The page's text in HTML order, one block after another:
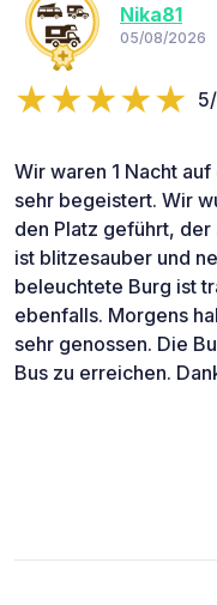
Nika81
05/08/2026
Wir waren 1 Nacht
sehr begeistert. Wir
den Platz geführt, der
ist blitzesauber und
beleuchtete Burg ist
ebenfalls. Morgens
sehr genossen. Die
Bus zu erreichen.